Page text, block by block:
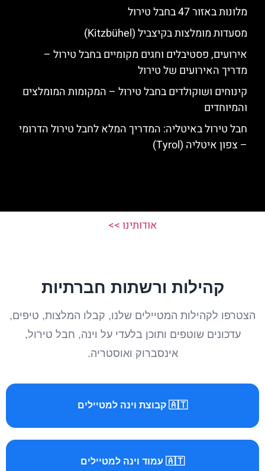
מלונות באזור 47 בחבל טירול
מסעדות מומלצות בקיצביל (Kitzbühel)
אירועים, פסטיבלים וחגים מקומיים בחבל טירול –
מדריך האירועים של טירול
קינוחים ושוקולדים בחבל טירול – המקומות המומלצים
והמיוחדים
חבל טירול באיטליה: המדריך המלא לחבל טירול הדרומי
– צפון איטליה (Tyrol)
אודותינו >>
קהילות ורשתות חברתיות
הצטרפו לקהילות המטיילים שלנו, קבלו המלצות, טיפים,
עדכונים שוטפים ותוכן בלעדי על וינה, חבל טירול,
אינסברוק ואוסטריה.
🇦🇹 קבוצת וינה למטיילים
🇦🇹 עמוד וינה למטיילים